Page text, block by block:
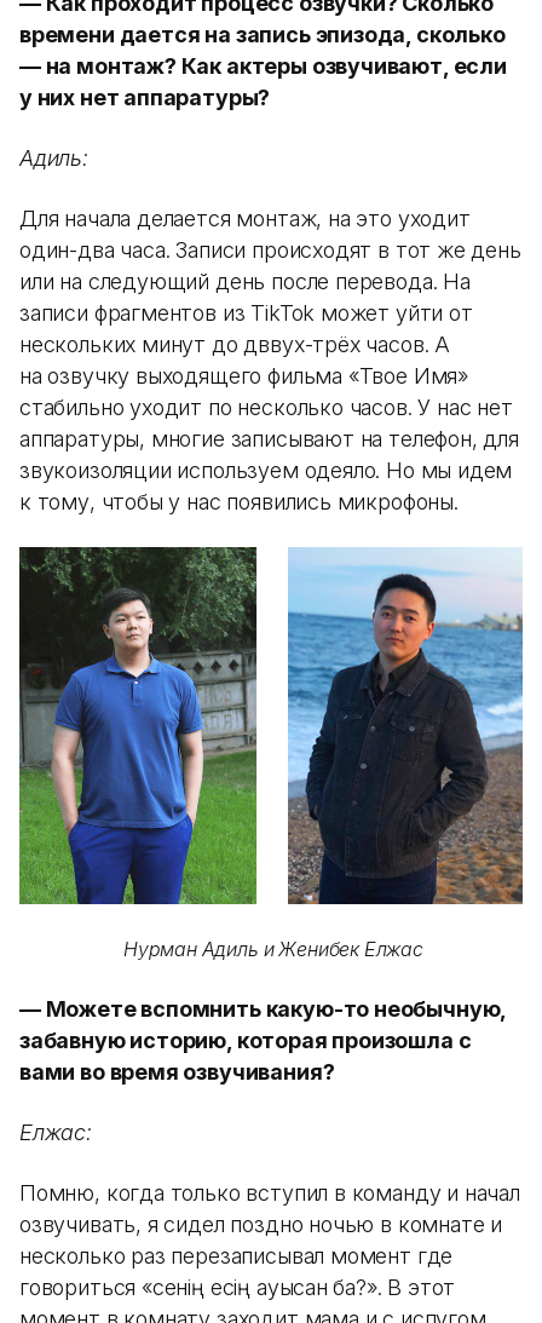
времени дается на запись эпизода, сколько
— на монтаж? Как актеры озвучивают, если
у них нет аппаратуры?
Адиль:
Для начала делается монтаж, на это уходит
один-два часа. Записи происходят в тот же день
или на следующий день после перевода. На
записи фрагментов из TikTok может уйти от
нескольких минут до дввух-трёх часов. А
на озвучку выходящего фильма «Твое Имя»
стабильно уходит по несколько часов. У нас нет
аппаратуры, многие записывают на телефон, для
звукоизоляции используем одеяло. Но мы идем
к тому, чтобы у нас появились микрофоны.
Нурман Адиль и Женибек Елжас
— Можете вспомнить какую-то необычную,
забавную историю, которая произошла с
вами во время озвучивания?
Елжас:
Помню, когда только вступил в команду и начал
озвучивать, я сидел поздно ночью в комнате и
несколько раз перезаписывал момент где
говориться «сенің есің ауысқан ба?». В этот